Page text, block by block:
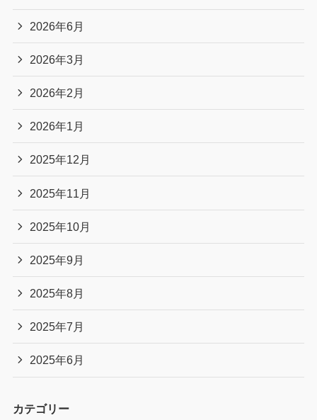
2026年6月
2026年3月
2026年2月
2026年1月
2025年12月
2025年11月
2025年10月
2025年9月
2025年8月
2025年7月
2025年6月
カテゴリー